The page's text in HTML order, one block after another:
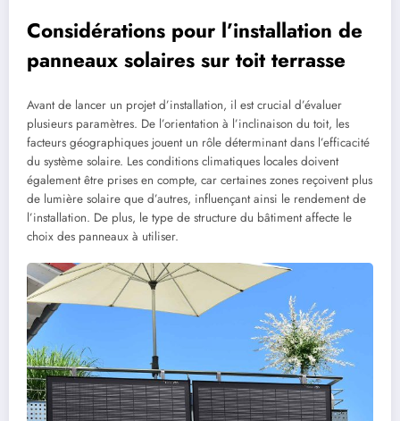
Considérations pour l’installation de
panneaux solaires sur toit terrasse
Avant de lancer un projet d’installation, il est crucial d’évaluer
plusieurs paramètres. De l’orientation à l’inclinaison du toit, les
facteurs géographiques jouent un rôle déterminant dans l’efficacité
du système solaire. Les conditions climatiques locales doivent
également être prises en compte, car certaines zones reçoivent plus
de lumière solaire que d’autres, influençant ainsi le rendement de
l’installation. De plus, le type de structure du bâtiment affecte le
choix des panneaux à utiliser.